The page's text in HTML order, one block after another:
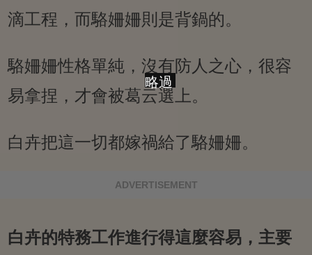
滴工程，而駱姍姍則是背鍋的。
駱姍姍性格單純，沒有防人之心，很容
易拿捏，才會被葛云選上。
白卉把這一切都嫁禍給了駱姍姍。
ADVERTISEMENT
白卉的特務工作進行得這麼容易，主要
略過